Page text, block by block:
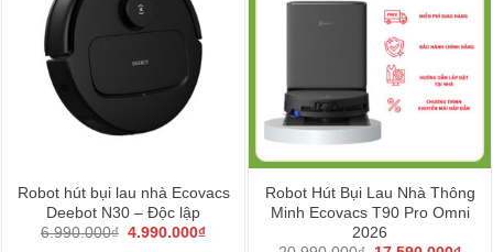
Robot hút bụi lau nhà Ecovacs
Deebot N30 – Độc lập
6.990.000₫ Giá
4.990.000₫Giá
Robot Hút Bụi Lau Nhà Thông
Minh Ecovacs T90 Pro Omni
2026